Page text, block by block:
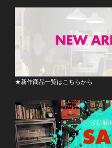
★新作商品一覧はこちらから